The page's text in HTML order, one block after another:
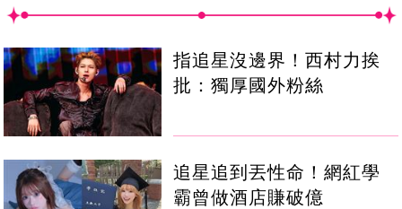
指追星沒邊界！西村力挨
批：獨厚國外粉絲
追星追到丟性命！網紅學
霸曾做酒店賺破億